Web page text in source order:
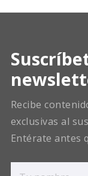
Recibe
exclusivas al
Entérate antes